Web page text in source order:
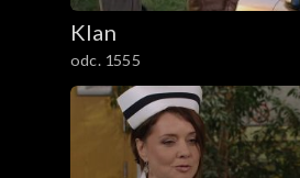
Klan
odc. 1555